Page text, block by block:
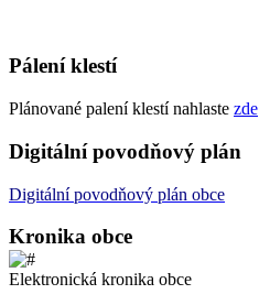
Pálení klestí
Plánované palení klestí nahlaste zde
Digitální povodňový plán
Digitálnípovodňový plán obce
Kronika obce
Elektronická kronika obce